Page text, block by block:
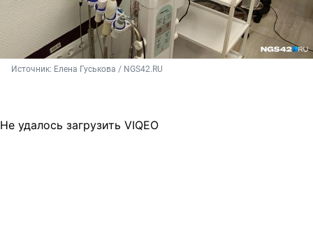
Источник: Елена Гуськова / NGS42.RU
Не удалось загрузить VIQEO